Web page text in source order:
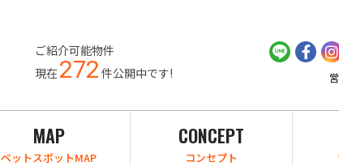
ご紹介可能物件
現在272 件公開中です!
MAP
ペットスポットMAP
CONCEPT
コンセプト